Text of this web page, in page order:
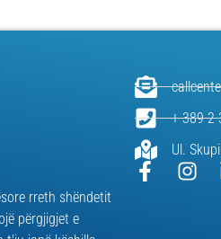
rreth shëndetit
përgjigjet e
+ 389 2
Ul.